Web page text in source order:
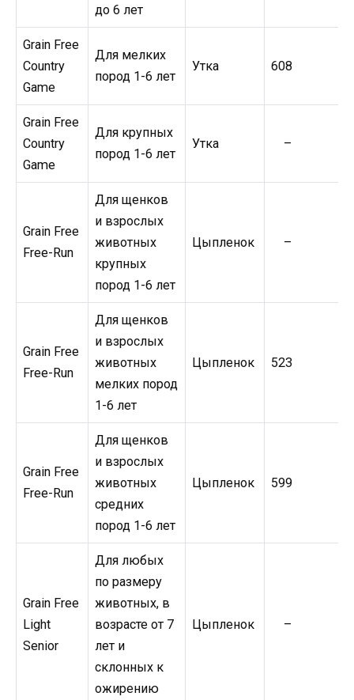
до 6 лет
Grain Free
Country
Game
Для мелких
пород 1-6 лет
Утка 608
Grain Free
Country
Game
Для крупных
пород 1-6 лет
Утка –
Grain Free
Free-Run
Для щенков
и взрослых
животных
крупных
пород 1-6 лет
Цыпленок –
Grain Free
Free-Run
Для щенков
и взрослых
животных
мелких пород
1-6 лет
Цыпленок 523
Grain Free
Free-Run
Для щенков
и взрослых
животных
средних
пород 1-6 лет
Цыпленок 599
Grain Free
Light
Senior
Для любых
по размеру
животных, в
возрасте от 7
лет и
склонных к
ожирению
Цыпленок –